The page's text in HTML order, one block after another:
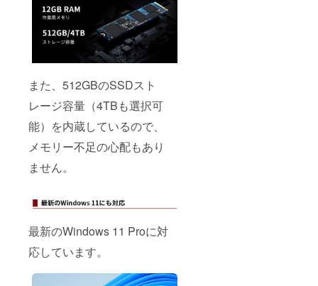
また、512GBのSSDスト
レージ容量（4TBも選択可
能）を内蔵しているので、
メモリー不足の心配もあり
ません。
最新のWindows 11 Proに対
応しています。